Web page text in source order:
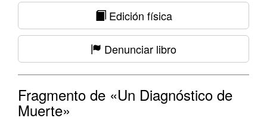
Edición física
Denunciar libro
Fragmento de «Un Diagnóstico de
Muerte»